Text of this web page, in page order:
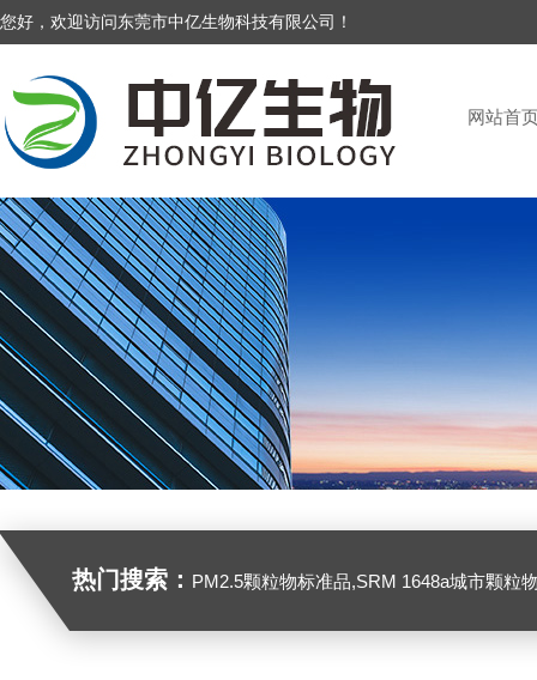
您好，欢迎访问东莞市中亿生物科技有限公司！
网站首
热门搜索： PM2.5颗粒物标准品,SRM 1648a城市颗粒物,SRM 1649B